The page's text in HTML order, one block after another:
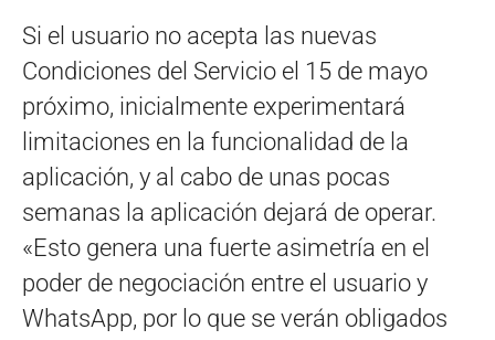
Si el usuario no acepta las nuevas
Condiciones del Servicio el 15 de mayo
próximo, inicialmente experimentará
limitaciones en la funcionalidad de la
aplicación, y al cabo de unas pocas
semanas la aplicación dejará de operar.
«Esto genera una fuerte asimetría en el
poder de negociación entre el usuario y
WhatsApp, por lo que se verán obligados